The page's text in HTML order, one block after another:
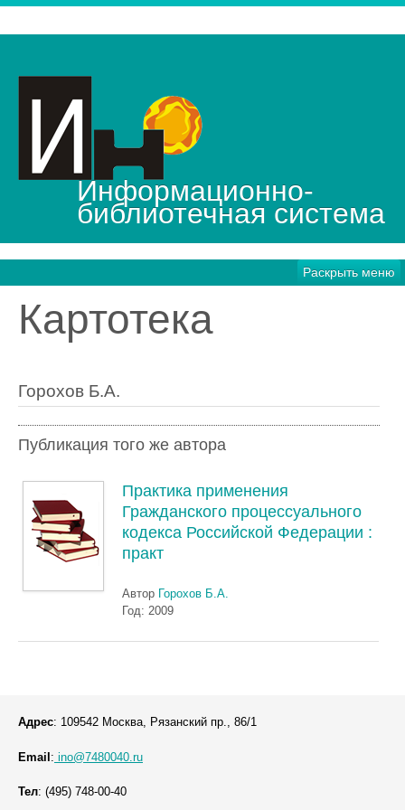
Информационно-
библиотечная система
Раскрыть меню
Картотека
Горохов Б.А.
Публикация того же автора
Практика применения
Гражданского процессуального
кодекса Российской Федерации :
практ
Автор Горохов Б.А.
Год: 2009
Адрес: 109542 Москва, Рязанский пр., 86/1
Email: ino@7480040.ru
Тел: (495) 748-00-40